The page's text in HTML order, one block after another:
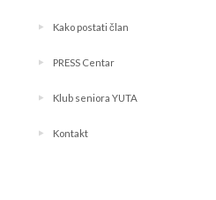
Kako postati član
PRESS Centar
Klub seniora YUTA
Kontakt